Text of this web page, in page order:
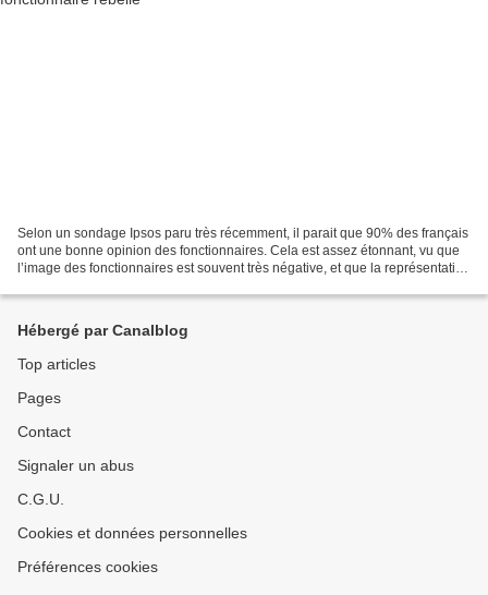
Selon un sondage Ipsos paru très récemment, il parait que 90% des français
ont une bonne opinion des fonctionnaires. Cela est assez étonnant, vu que
l’image des fonctionnaires est souvent très négative, et que la représentation
Hébergé par Canalblog
Top articles
Pages
Contact
Signaler un abus
C.G.U.
Cookies et données personnelles
Préférences cookies